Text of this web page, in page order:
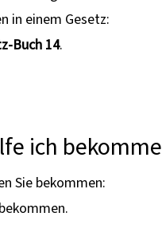
in einem Gesetz:
Buch 14.
ich bekomme
Sie bekommen: